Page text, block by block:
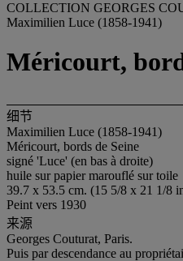
COLLECTION GEORGES
Maximilien Luce (1858-1941)
Méricourt,
细节
Maximilien Luce (1858-1941)
Méricourt, bords de Seine
signé 'Luce' (en bas à droite)
huile sur papier marouflé sur toile
39.7 x 53.5 cm. (15 5/8 x 21 1/8
Peint vers 1930
来源
Georges Couturat, Paris.
Puis par descendance au